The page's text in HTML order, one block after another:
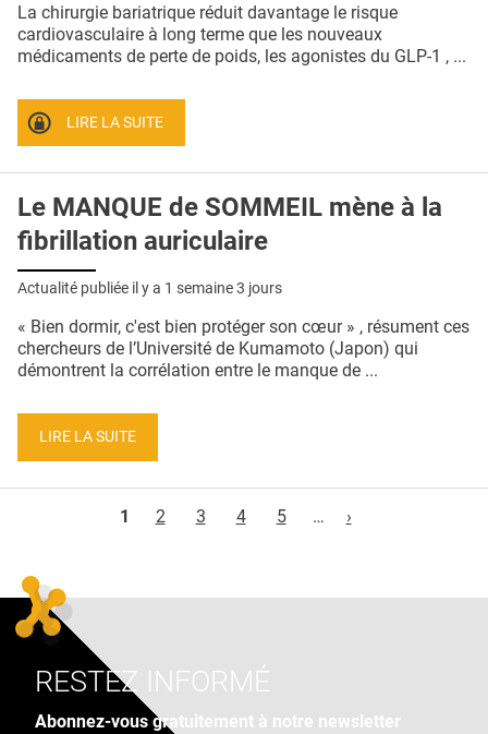
La chirurgie bariatrique réduit davantage le risque
cardiovasculaire à long terme que les nouveaux
médicaments de perte de poids, les agonistes du GLP-1 , ...
LIRE LA SUITE
Le MANQUE de SOMMEIL mène à la
fibrillation auriculaire
Actualité publiée il y a 1 semaine 3 jours
« Bien dormir, c'est bien protéger son cœur » , résument ces
chercheurs de l’Université de Kumamoto (Japon) qui
démontrent la corrélation entre le manque de ...
LIRE LA SUITE
1
2 3 4 5 … ›
RESTEZ INFORMÉ
Abonnez-vous gratuitement à notre newsletter